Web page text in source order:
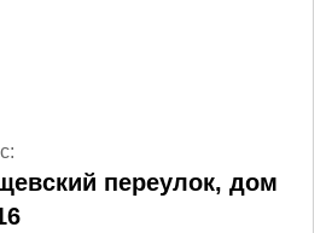
переулок, дом